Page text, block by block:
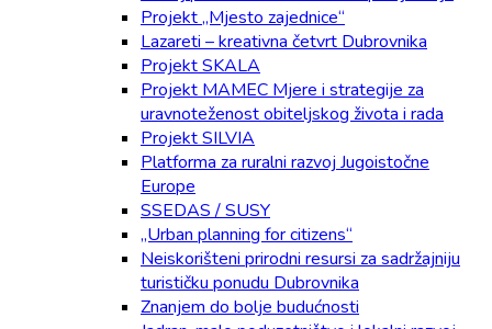
Projekt „Mjesto zajednice“
Lazareti – kreativna četvrt Dubrovnika
Projekt SKALA
Projekt MAMEC Mjere i strategije za
uravnoteženost obiteljskog života i rada
Projekt SILVIA
Platforma za ruralni razvoj Jugoistočne
Europe
SSEDAS / SUSY
„Urban planning for citizens“
Neiskorišteni prirodni resursi za sadržajniju
turističku ponudu Dubrovnika
Znanjem do bolje budućnosti